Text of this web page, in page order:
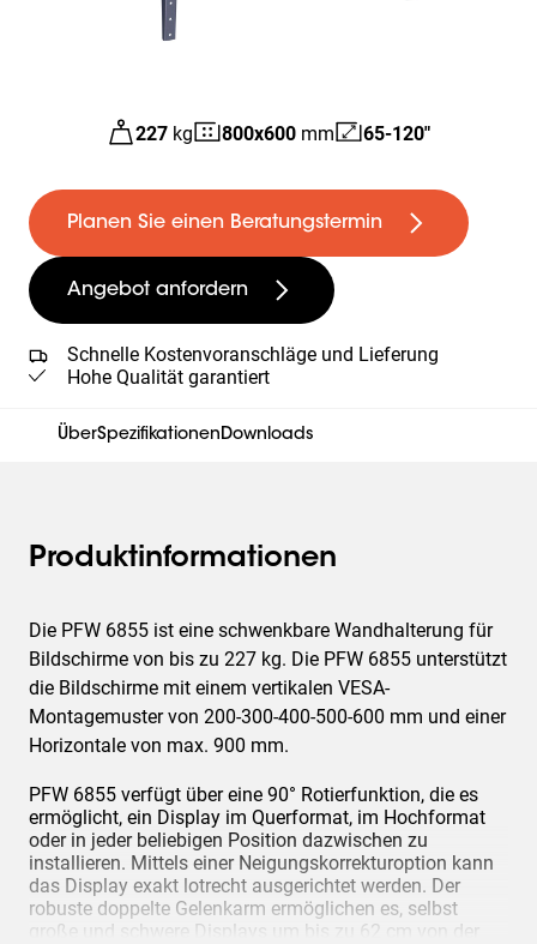
227 kg 800x600 mm 65-120"
Planen Sie einen Beratungstermin
Angebot anfordern
Schnelle Kostenvoranschläge und Lieferung
Hohe Qualität garantiert
ÜberSpezifikationenDownloads
Produktinformationen
Die PFW 6855 ist eine schwenkbare Wandhalterung für
Bildschirme von bis zu 227 kg. Die PFW 6855 unterstützt
die Bildschirme mit einem vertikalen VESA-
Montagemuster von 200-300-400-500-600 mm und einer
Horizontale von max. 900 mm.
PFW 6855 verfügt über eine 90° Rotierfunktion, die es
ermöglicht, ein Display im Querformat, im Hochformat
oder in jeder beliebigen Position dazwischen zu
installieren. Mittels einer Neigungskorrekturoption kann
das Display exakt lotrecht ausgerichtet werden. Der
robuste doppelte Gelenkarm ermöglichen es, selbst
große und schwere Displays um bis zu 62 cm von der